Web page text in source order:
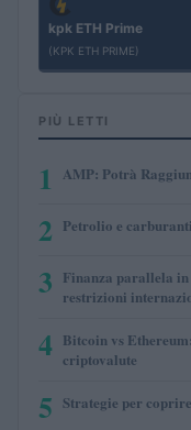
kpk ETH Prime
(KPK ETH PRIME)
PIÙ LETTI
1 AMP: Potrà
2 Petrolio e
3 Finanza parallela
restrizioni
4 Bitcoin vs
criptovalute
5 Strategie per